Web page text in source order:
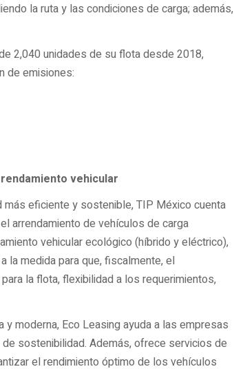
la ruta y las condiciones de carga; además,
2,040 unidades de su flota desde 2018,
de emisiones:
vehicular
eficiente y sostenible, TIP México cuenta
arrendamiento de vehículos de carga
vehicular ecológico (híbrido y eléctrico),
la medida para que, fiscalmente, el
la flota, flexibilidad a los requerimientos,
moderna, Eco Leasing ayuda a las empresas
sostenibilidad. Además, ofrece servicios de
el rendimiento óptimo de los vehículos